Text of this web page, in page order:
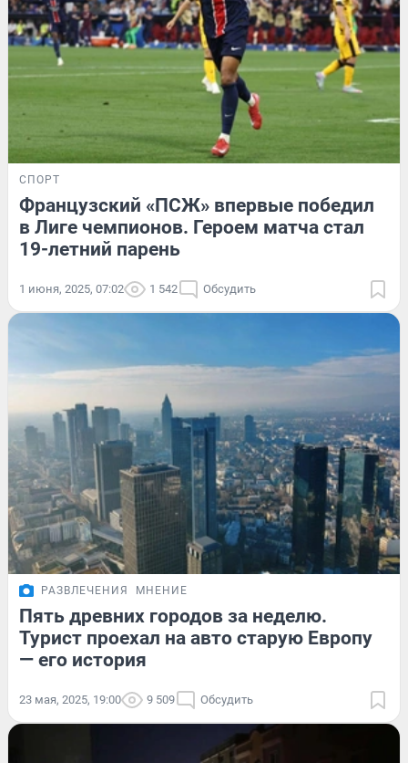
СПОРТ
Французский «ПСЖ» впервые победил
в Лиге чемпионов. Героем матча стал
19-летний парень
1 июня, 2025, 07:02 1 542 Обсудить
РАЗВЛЕЧЕНИЯ МНЕНИЕ
Пять древних городов за неделю.
Турист проехал на авто старую Европу
— его история
23 мая, 2025, 19:00 9 509 Обсудить